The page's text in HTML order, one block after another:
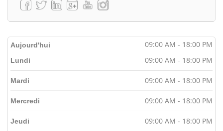
Aujourd'hui 09:00 AM - 18:00 PM
Lundi 09:00 AM - 18:00 PM
Mardi 09:00 AM - 18:00 PM
Mercredi 09:00 AM - 18:00 PM
Jeudi 09:00 AM - 18:00 PM